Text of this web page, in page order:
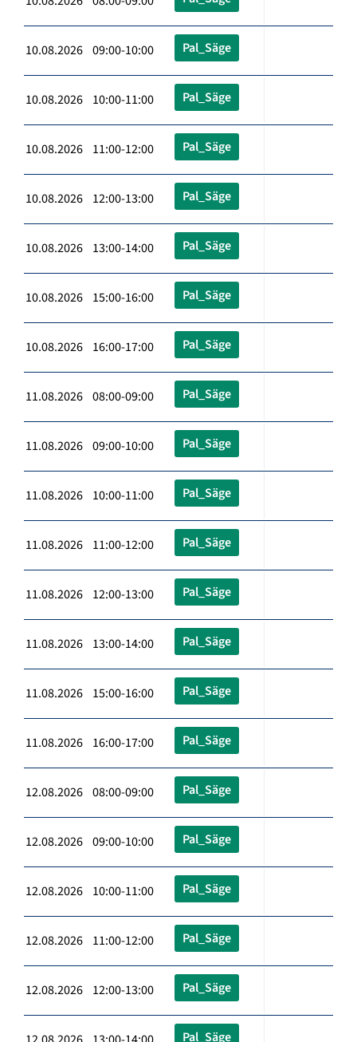
10.08.2026 09:00-10:00 Pal_Säge
10.08.2026 10:00-11:00 Pal_Säge
10.08.2026 11:00-12:00 Pal_Säge
10.08.2026 12:00-13:00 Pal_Säge
10.08.2026 13:00-14:00 Pal_Säge
10.08.2026 15:00-16:00 Pal_Säge
10.08.2026 16:00-17:00 Pal_Säge
11.08.2026 08:00-09:00 Pal_Säge
11.08.2026 09:00-10:00 Pal_Säge
11.08.2026 10:00-11:00 Pal_Säge
11.08.2026 11:00-12:00 Pal_Säge
11.08.2026 12:00-13:00 Pal_Säge
11.08.2026 13:00-14:00 Pal_Säge
11.08.2026 15:00-16:00 Pal_Säge
11.08.2026 16:00-17:00 Pal_Säge
12.08.2026 08:00-09:00 Pal_Säge
12.08.2026 09:00-10:00 Pal_Säge
12.08.2026 10:00-11:00 Pal_Säge
12.08.2026 11:00-12:00 Pal_Säge
12.08.2026 12:00-13:00 Pal_Säge
Pal_Säge